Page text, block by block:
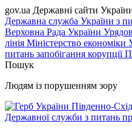
gov.ua Державні сайти
Державна служба України з
Верховна Рада України
лінія Міністерство економіки
питань запобігання корупції
Пошук
Людям із порушенням зору
Південно-
Державної служби з питань